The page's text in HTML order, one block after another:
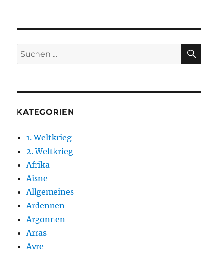
Suchen
nach:
KATEGORIEN
1. Weltkrieg
2. Weltkrieg
Afrika
Aisne
Allgemeines
Ardennen
Argonnen
Arras
Avre